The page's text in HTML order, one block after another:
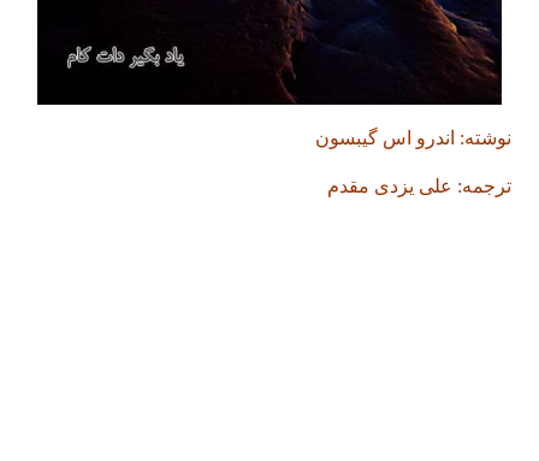
نوشته: اندرو اس گیبسون
ترجمه: علی یزدی مقدم